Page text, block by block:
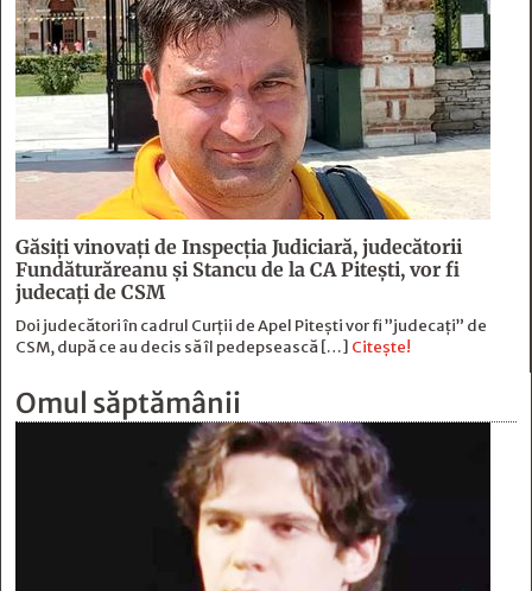
Găsiți vinovați de Inspecția Judiciară, judecătorii
Fundăturăreanu și Stancu de la CA Pitești, vor fi
judecați de CSM
Doi judecători în cadrul Curții de Apel Pitești vor fi ”judecați” de
CSM, după ce au decis să îl pedepsească […] Citește!
Omul săptămânii